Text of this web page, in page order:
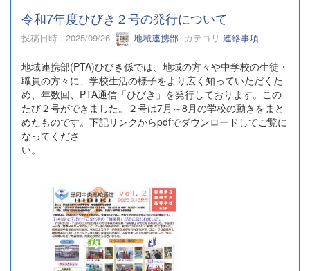
令和7年度ひびき２号の発行について
投稿日時 : 2025/09/26 地域連携部 カテゴリ:連絡事項
地域連携部(PTA)ひびき係では、地域の方々や中学校の生徒・
職員の方々に、学校生活の様子をより広く知っていただくた
め、年数回、PTA通信「ひびき」を発行しております。この
たび２号ができました。２号は7月～8月の学校の動きをまと
めたものです。下記リンクからpdfでダウンロードしてご覧に
なってくださ
い。